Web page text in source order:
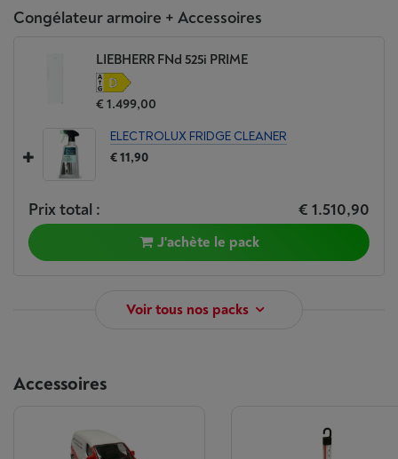
Congélateur armoire + Accessoires
LIEBHERR FNd 525i PRIME
€ 1.499,00
ELECTROLUX FRIDGE CLEANER
€ 11,90
Prix total : € 1.510,90
J'achète le pack
Voir tous nos packs
Accessoires